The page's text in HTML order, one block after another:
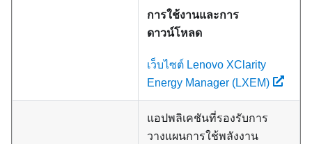
การใช้งานและการ
ดาวน์โหลด
เว็บไซต์ Lenovo XClarity
Energy Manager (LXEM)
แอปพลิเคชันที่รองรับการ
วางแผนการใช้พลังงาน